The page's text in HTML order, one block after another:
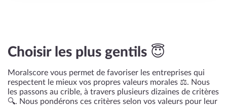
Choisir les plus gentils 😇
Moralscore vous permet de favoriser les entreprises qui
respectent le mieux vos propres valeurs morales ⚖️. Nous
les passons au crible, à travers plusieurs dizaines de critères
🔍. Nous pondérons ces critères selon vos valeurs pour leur